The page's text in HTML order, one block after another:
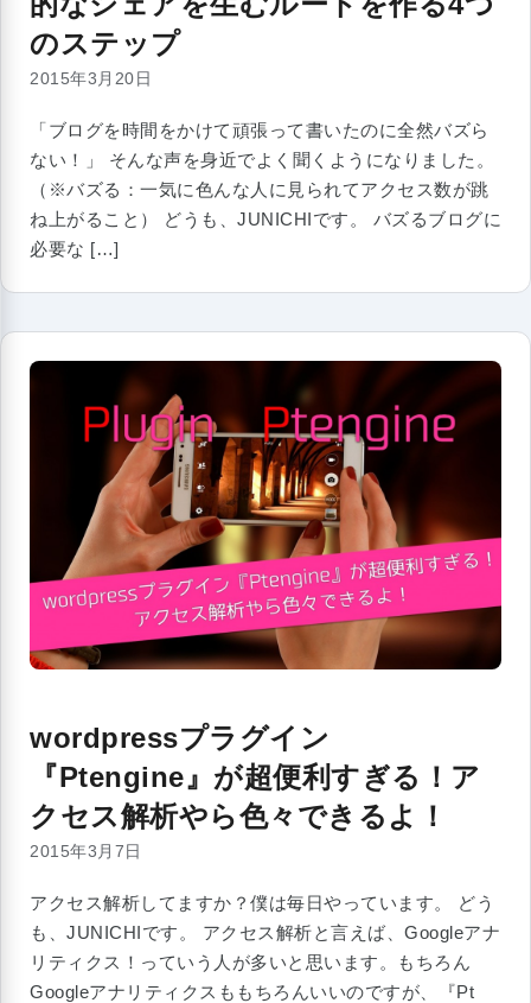
のステップ
2015年3月20日
「ブログを時間をかけて頑張って書いたのに全然バズら
ない！」 そんな声を身近でよく聞くようになりました。
（※バズる：一気に色んな人に見られてアクセス数が跳
ね上がること） どうも、JUNICHIです。 バズるブログに
必要な […]
wordpressプラグイン
『Ptengine』が超便利すぎる！ア
クセス解析やら色々できるよ！
2015年3月7日
アクセス解析してますか？僕は毎日やっています。 どう
も、JUNICHIです。 アクセス解析と言えば、Googleアナ
リティクス！っていう人が多いと思います。もちろん
Googleアナリティクスももちろんいいのですが、『Pt